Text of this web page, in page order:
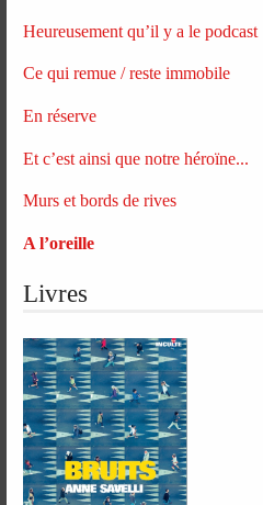
Heureusement qu’il y a le podcast
Ce qui remue / reste immobile
En réserve
Et c’est ainsi que notre héroïne...
Murs et bords de rives
A l’oreille
Livres